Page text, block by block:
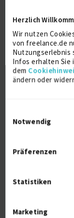
Herzlich
Wir nutzen
von freelance.de
Nutzungserlebnis
Infos erhalten Sie
dem
ändern oder
Notwendig
Präferenzen
Statistiken
Marketing
Verfügbarkeit
0
Referenzen
auf Anfrage
D-23556 Lübeck
Business